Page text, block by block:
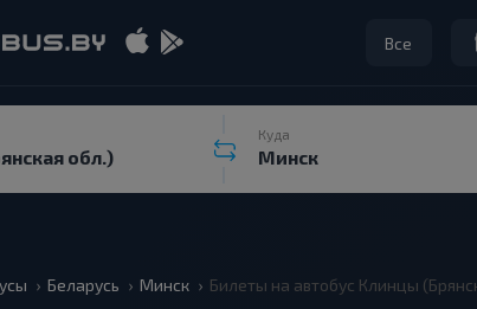
Все
Куда
Беларусь Минск Билеты на автобус Клинцы